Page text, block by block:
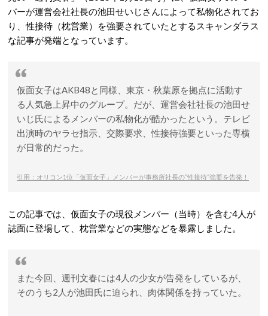
バーが運営会社社長の池田せいじさんによって私物化されてお
り、性接待（枕営業）を強要されていたとするスキャンダラス
な記事が発端となっています。
仮面女子はAKB48と同様、東京・秋葉原を拠点に活動す
る人気急上昇中のグループ。だが、運営会社社長の池田せ
いじ氏によるメンバーの私物化が酷かったという。テレビ
出演時のヤラセ指示、交際要求、性接待強要といった専横
が日常的だった。
引用：オリコン1位「仮面女子」メンバーが事務所社長の“性接待”強要を告発！
この記事では、仮面女子の現役メンバー（当時）を含む4人が
誌面に登場して、枕営業などの実態などを暴露しました。
また今回、週刊文春には4人の少女が告発をしているが、
そのうち2人が池田氏に迫られ、肉体関係を持っていた。